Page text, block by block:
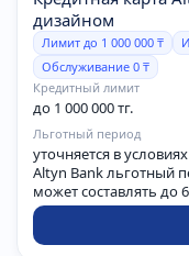
дизайном
Лимит до 1 000 000 ₸
Обслуживание 0 ₸
Кредитный лимит
до 1 000 000 тг.
Льготный период
уточняется в
Altyn Bank льготный
может составлять до